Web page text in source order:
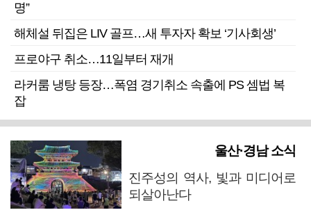
명”
해체설 뒤집은 LIV 골프…새 투자자 확보 ‘기사회생’
프로야구 취소…11일부터 재개
라커룸 냉탕 등장…폭염 경기취소 속출에 PS 셈법 복
잡
울산·경남 소식
진주성의 역사, 빛과 미디어로
되살아난다